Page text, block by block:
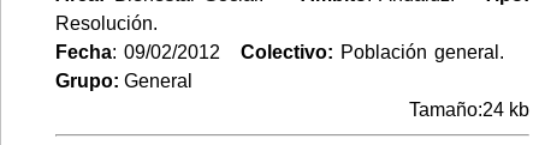
Resolución.
Fecha: 09/02/2012 Colectivo: Población general.
Grupo: General
Tamaño:24 kb